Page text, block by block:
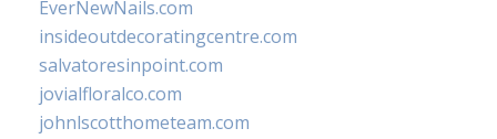
EverNewNails.com
insideoutdecoratingcentre.com
salvatoresinpoint.com
jovialfloralco.com
johnlscotthometeam.com